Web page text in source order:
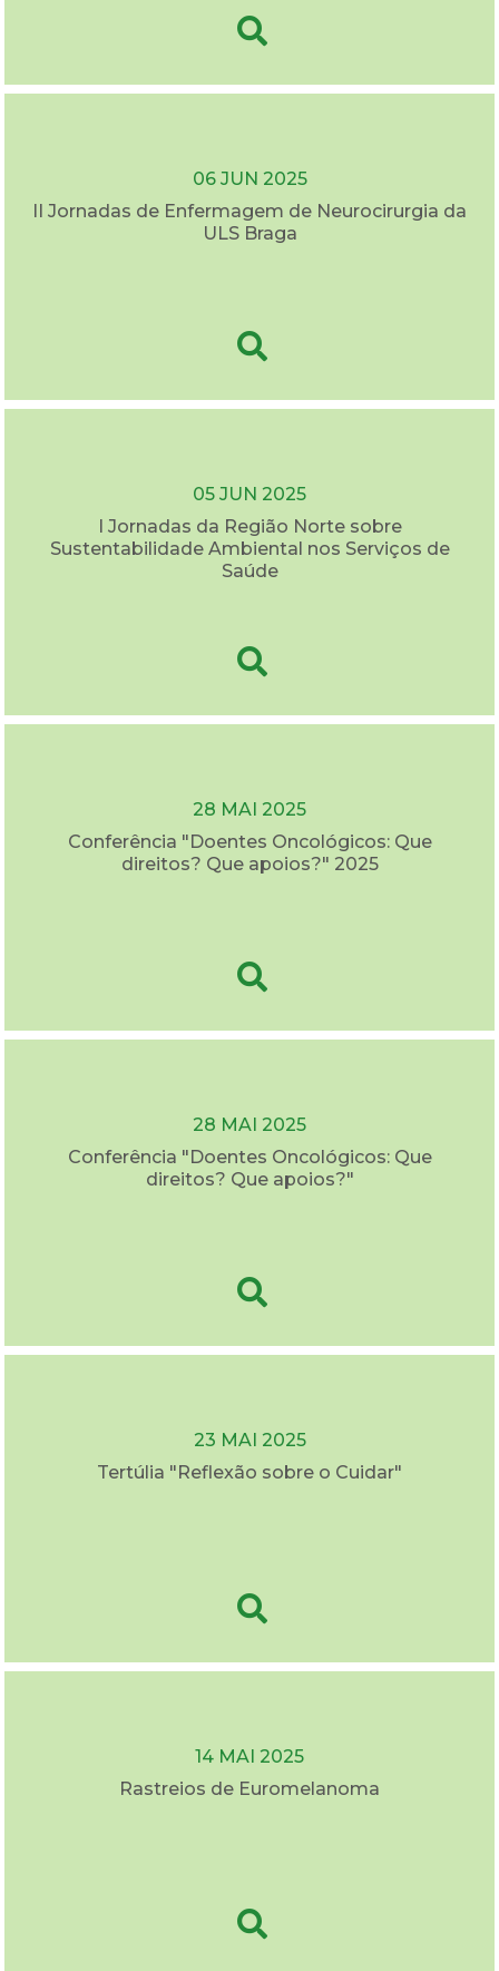
06 JUN 2025
II Jornadas de Enfermagem de Neurocirurgia da
ULS Braga
05 JUN 2025
I Jornadas da Região Norte sobre
Sustentabilidade Ambiental nos Serviços de
Saúde
28 MAI 2025
Conferência "Doentes Oncológicos: Que
direitos? Que apoios?" 2025
28 MAI 2025
Conferência "Doentes Oncológicos: Que
direitos? Que apoios?"
23 MAI 2025
Tertúlia "Reflexão sobre o Cuidar"
14 MAI 2025
Rastreios de Euromelanoma